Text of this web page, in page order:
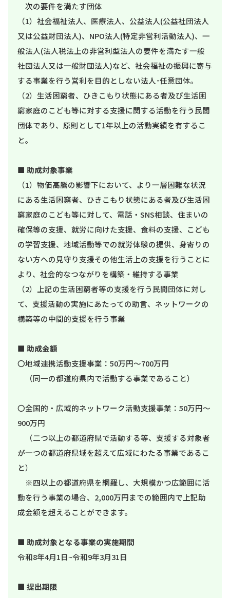
次の要件を満たす団体
（1）社会福祉法人、医療法人、公益法人(公益社団法人
又は公益財団法人)、NPO法人(特定非営利活動法人)、一
般法人(法人税法上の非営利型法人の要件を満たす一般
社団法人又は一般財団法人)など、社会福祉の振興に寄与
する事業を行う営利を目的としない法人･任意団体。
（2）生活困窮者、ひきこもり状態にある者及び生活困
窮家庭のこども等に対する支援に関する活動を行う民間
団体であり、原則として1年以上の活動実績を有するこ
と。
■助成対象事業
（1）物価高騰の影響下において、より一層困難な状況
にある生活困窮者、ひきこもり状態にある者及び生活困
窮家庭のこども等に対して、電話・SNS相談、住まいの
確保等の支援、就労に向けた支援、食料の支援、こども
の学習支援、地域活動等での就労体験の提供、身寄りの
ない方への見守り支援その他生活上の支援を行うことに
より、社会的なつながりを構築・維持する事業
（2）上記の生活困窮者等の支援を行う民間団体に対し
て、支援活動の実施にあたっての助言、ネットワークの
構築等の中間的支援を行う事業
■助成金額
〇地域連携活動支援事業：50万円～700万円
（同一の都道府県内で活動する事業であること）
〇全国的・広域的ネットワーク活動支援事業：50万円～
900万円
（二つ以上の都道府県で活動する等、支援する対象者
が一つの都道府県域を超えて広域にわたる事業であるこ
と）
※四以上の都道府県を網羅し、大規模かつ広範囲に活
動を行う事業の場合、2,000万円までの範囲内で上記助
成金額を超えることができます。
■助成対象となる事業の実施期間
令和8年4月1日~令和9年3月31日
■提出期限